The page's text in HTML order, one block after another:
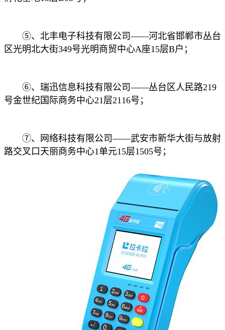
⑤、北丰电子科技有限公司——河北省邯郸市丛台
区光明北大街349号光明商贸中心A座15层B户；
⑥、瑞迅信息科技有限公司——丛台区人民路219
号金世纪国际商务中心21层2116号；
⑦、网络科技有限公司——武安市新华大街与放射
路交叉口天丽商务中心1单元15层1505号；